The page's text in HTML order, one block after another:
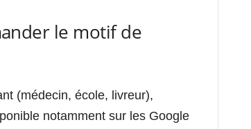
le motif de
(médecin, école, livreur),
notamment sur les Google